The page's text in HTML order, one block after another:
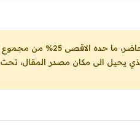
شرط: ذكر اسم المؤلف والناشر ووضع رابط
يحيل الى مكان مصدر المقال،